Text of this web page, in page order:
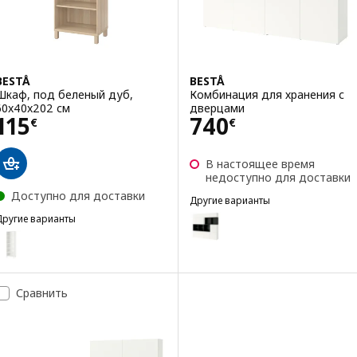
под беленый дуб,
см
€ 115€
Доступно для доставки
варианты
BESTÅ, Шкаф, белый, 60x40x202 см
BESTÅ, Шкаф, темно-серый, 60x40x202 см
BESTÅ, Шкаф, черно-коричневый, 60x40x202 см
BESTÅ
Комбинация для хранения с
дверцами
740€
Цена 740€
В настоящее время
недоступно для доставки
Другие варианты
BESTÅ
Вариант: BESTÅ,
Сравнить